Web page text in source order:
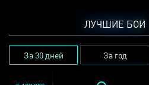
ЛУЧШИЕ БОИ
За 30 дней За год